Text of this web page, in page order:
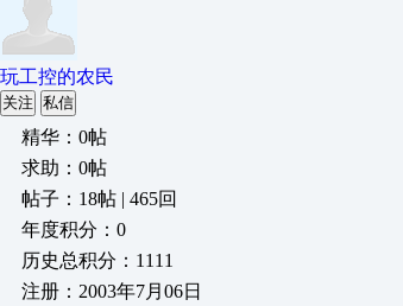
玩工控的农民
关注 私信
精华：0帖
求助：0帖
帖子：18帖 | 465回
年度积分：0
历史总积分：1111
注册：2003年7月06日